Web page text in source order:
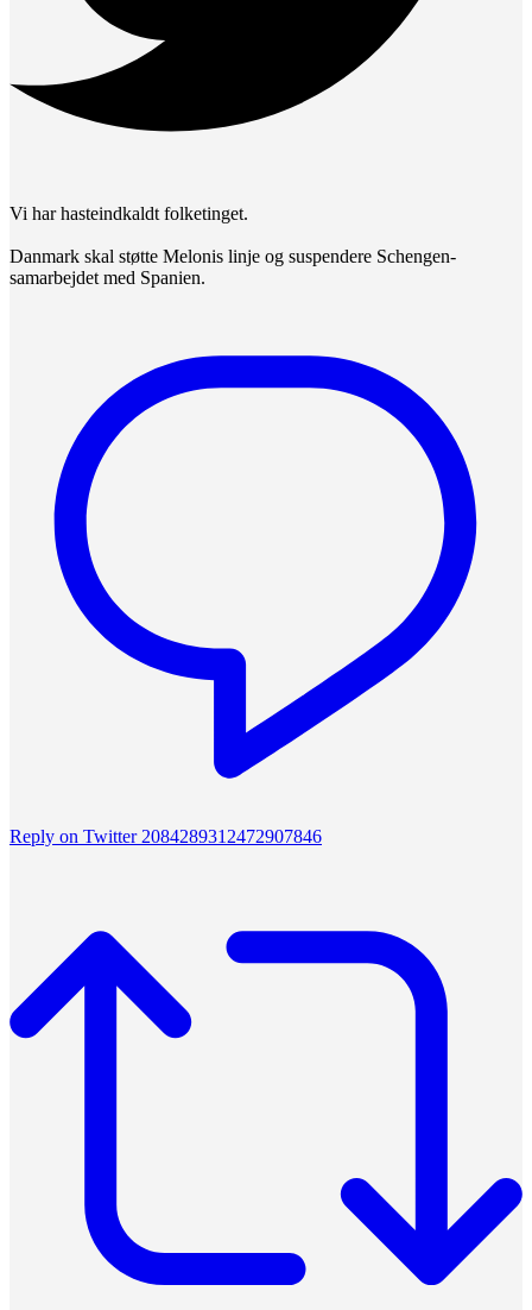
Vi har hasteindkaldt folketinget.
Danmark skal støtte Melonis linje og suspendere Schengen-
samarbejdet med Spanien.
Reply on Twitter 2084289312472907846